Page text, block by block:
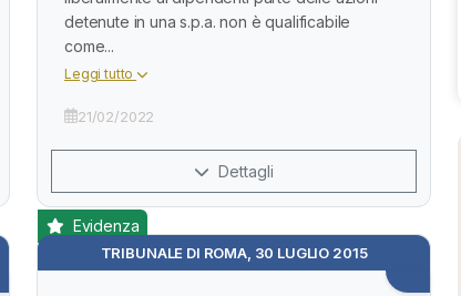
detenute in una s.p.a. non è qualificabile
come...
Leggi tutto
21/02/2022
Dettagli
TRIBUNALE DI ROMA, 30 LUGLIO 2015
Evidenza